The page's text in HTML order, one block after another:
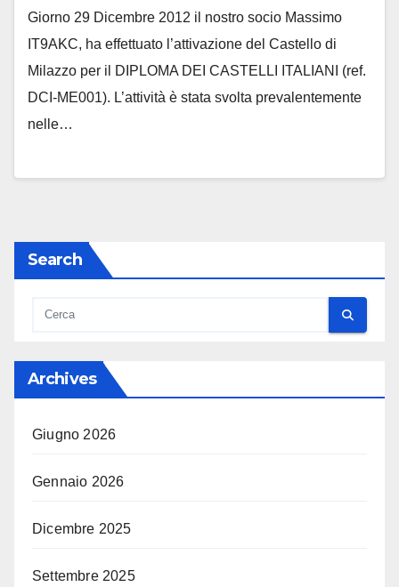
Giorno 29 Dicembre 2012 il nostro socio Massimo
IT9AKC, ha effettuato l’attivazione del Castello di
Milazzo per il DIPLOMA DEI CASTELLI ITALIANI (ref.
DCI-ME001). L’attività è stata svolta prevalentemente
nelle…
Search
Archives
Giugno 2026
Gennaio 2026
Dicembre 2025
Settembre 2025